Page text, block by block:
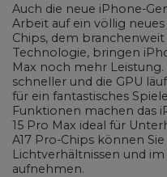
Auch die neue iPhone-
Arbeit auf ein völlig neues
Chips, dem
Technologie, bringen
Max noch mehr Leistung.
schneller und die GPU
für ein fantastisches
Funktionen machen das
15 Pro Max ideal für
A17 Pro-Chips können
Lichtverhältnissen und
aufnehmen.